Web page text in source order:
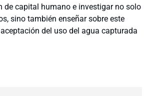
de capital humano e investigar no solo
sino también enseñar sobre este
del uso del agua capturada